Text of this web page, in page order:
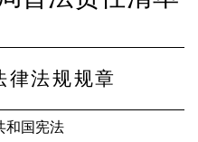
律法规规章
和国宪法